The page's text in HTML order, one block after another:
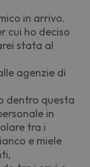
in arrivo.
cui ho deciso
stata al
agenzie di
dentro questa
in
tra i
e miele